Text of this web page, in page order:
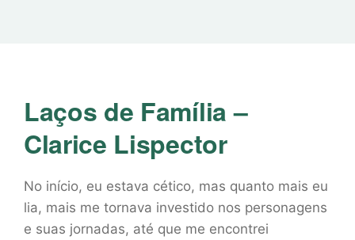
Laços de Família –
Clarice Lispector
No início, eu estava cético, mas quanto mais eu
lia, mais me tornava investido nos personagens
e suas jornadas, até que me encontrei